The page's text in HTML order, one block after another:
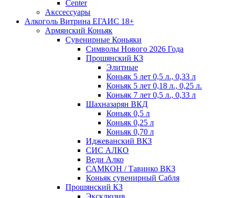
Сenter
Акссессуары
Алкоголь Витрина ЕГАИС 18+
Армянский Коньяк
Сувенирные Коньяки
Символы Нового 2026 Года
Прошянский КЗ
Элитные
Коньяк 5 лет 0,5 л., 0,33 л
Коньяк 5 лет 0,18 л., 0,25 л.
Коньяк 7 лет 0,5 л., 0,33 л
Шахназарян ВКД
Коньяк 0,5 л
Коньяк 0,25 л
Коньяк 0,70 л
Иджеванский ВКЗ
СИС АЛКО
Веди Алко
САМКОН / Тавинко ВКЗ
Коньяк сувенирный Сабля
Прошянский КЗ
Эксклюзив